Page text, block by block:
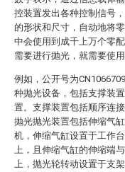
控装置发出各种控制信号
的形状和尺寸，自动地将
中会使用到成千上万个零
需要进行抛光，就需要使用
例如，公开号为
种抛光设备，包括支撑装
置。支撑装置包括顺序连
抛光抛光装置包括伸缩气
机，伸缩气缸设置于工作
上，且伸缩气缸的伸缩端
上，抛光轮转动设置于支